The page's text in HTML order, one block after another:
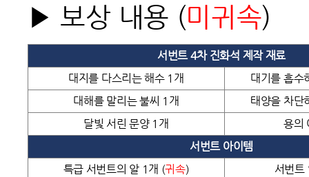
▶ 보상 내용 (미귀속)
서번트 4차 진화석 제작 재료
대지를 다스리는 해수 1개
대기를 흡수
대해를 말리는 불씨 1개
태양을 차단
달빛 서린 문양 1개
용의
서번트 아이템
특급 서번트의 알 1개 (귀속)
서번트